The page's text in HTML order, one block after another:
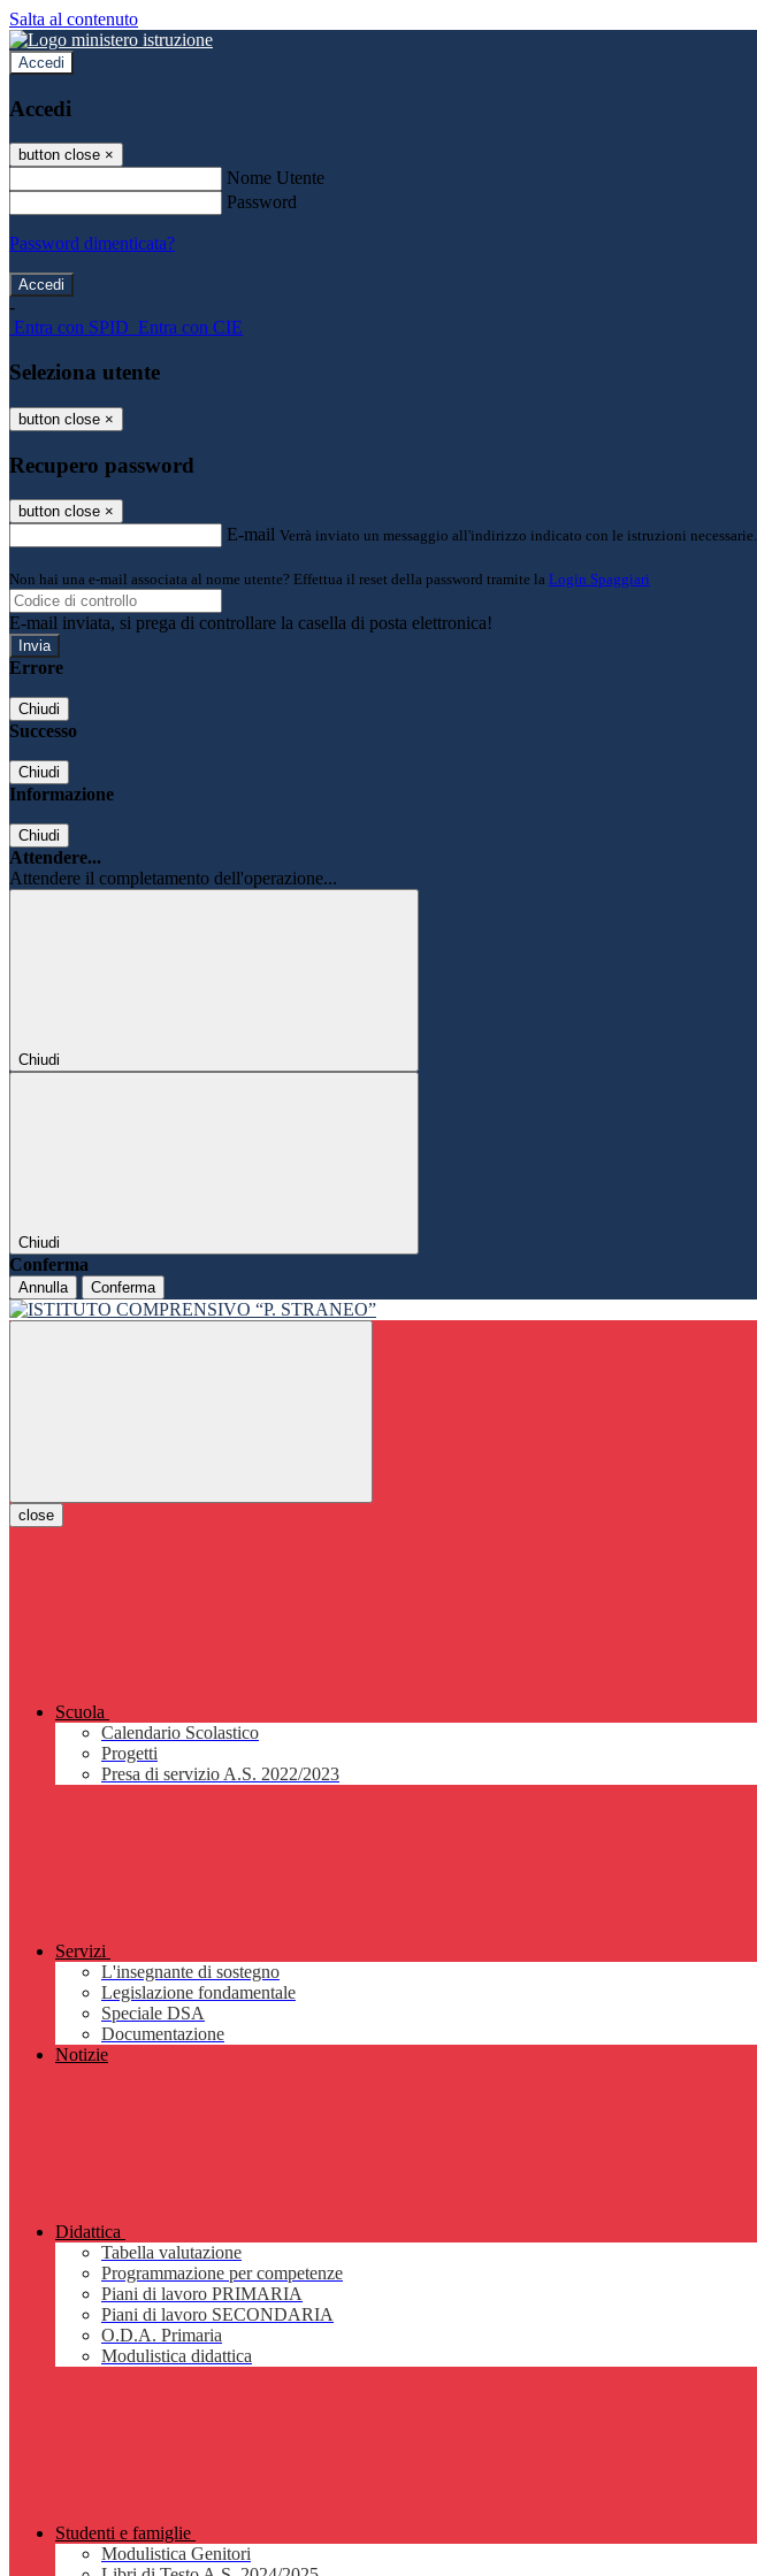
Salta al contenuto
Accedi
Accedi
button close ×
Nome Utente
Password
Password dimenticata?
-
Entra con SPID Entra con CIE
Seleziona utente
button close ×
Recupero password
button close ×
E-mail Verrà inviato un messaggio all'indirizzo indicato con le istruzioni necessarie.
Non hai una e-mail associata al nome utente? Effettua il reset della password tramite la Login Spaggiari
E-mail inviata, si prega di controllare la casella di posta elettronica!
Errore
Chiudi
Successo
Chiudi
Informazione
Chiudi
Attendere...
Attendere il completamento dell'operazione...
Chiudi
Chiudi
Conferma
Annulla Conferma
close
Scuola
Calendario Scolastico
Progetti
Presa di servizio A.S. 2022/2023
Servizi
L'insegnante di sostegno
Legislazione fondamentale
Speciale DSA
Documentazione
Notizie
Didattica
Tabella valutazione
Programmazione per competenze
Piani di lavoro PRIMARIA
Piani di lavoro SECONDARIA
O.D.A. Primaria
Modulistica didattica
Studenti e famiglie
Modulistica Genitori